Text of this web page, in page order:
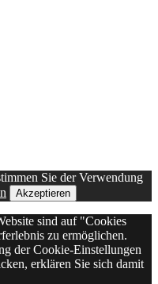
Sie der Verwendung
Akzeptieren
sind auf "Cookies
zu ermöglichen.
der Cookie-Einstellungen
erklären Sie sich damit